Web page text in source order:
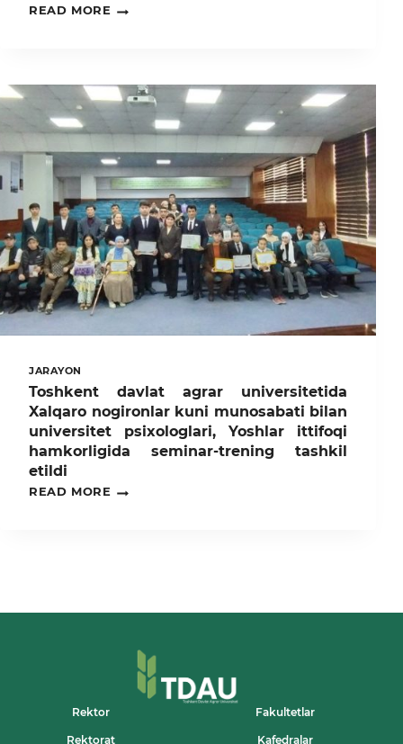
READ MORE
SUN’IY
TDAUDA
YANGI
O‘QUV
YILI
YANGI
MUTAXASSISLIKLAR
ETILMOQDA
JARAYON
Toshkent davlat agrar universitetida
Xalqaro nogironlar kuni munosabati bilan
universitet psixologlari, Yoshlar ittifoqi
hamkorligida seminar-trening tashkil
etildi
READ MORE
TOSHKENT
BILAN
SEMINAR-
TRENING
TASHKIL
Rektor Fakultetlar
Rektorat Kafedralar